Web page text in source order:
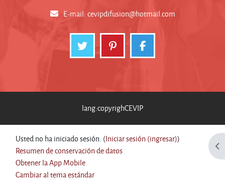
E-mail:cevipdifusion@hotmail.com
lang:copyrighCEVIP
Usted no ha iniciado sesión. (Iniciar sesión (ingresar))
Resumen de conservación de datos
Obtener la App Mobile
Cambiar al tema estándar